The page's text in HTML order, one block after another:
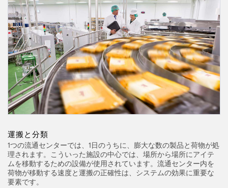
光電センサ
レーザー距離測定
測定アレイ
3D TOF
レーダーセンサ
超音波センサ
光ファイバ増幅器
光ファイバ
スロット、ラベル、エリア検出センサ
IIOT AND THE SMART
FACTORY
Overall Equipment Effectiveness (OEE)
リモート監視
タンクレベルの監視
予知保全および予防保全のための状態監視
予知保全
前縁の検出
工場内通信
運搬と分類
1つの流通センターでは、1日のうちに、膨大な数の製品と荷物が処
理されます。こういった施設の中心では、場所から場所にアイテ
ムを移動するための設備が使用されています。流通センター内を
荷物が移動する速度と運搬の正確性は、システムの効果に重要な
要素です。